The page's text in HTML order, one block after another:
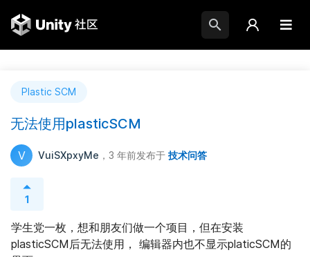
Plastic SCM
无法使用plasticSCM
V VuiSXpxyMe ，3 年前发布于 技术问答
1
学生党一枚，想和朋友们做一个项目，但在安装
plasticSCM后无法使用， 编辑器内也不显示platicSCM的